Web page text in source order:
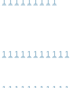
1 1 1 1 1 1 1 1 1 1 1